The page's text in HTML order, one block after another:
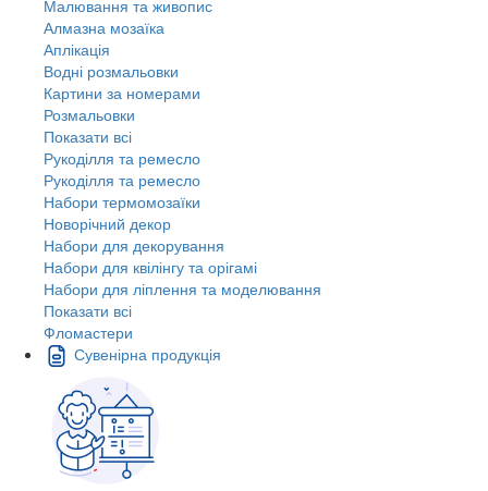
Малювання та живопис
Алмазна мозаїка
Аплікація
Водні розмальовки
Картини за номерами
Розмальовки
Показати всі
Рукоділля та ремесло
Рукоділля та ремесло
Набори термомозаїки
Новорічний декор
Набори для декорування
Набори для квілінгу та орігамі
Набори для ліплення та моделювання
Показати всі
Фломастери
Сувенірна продукція